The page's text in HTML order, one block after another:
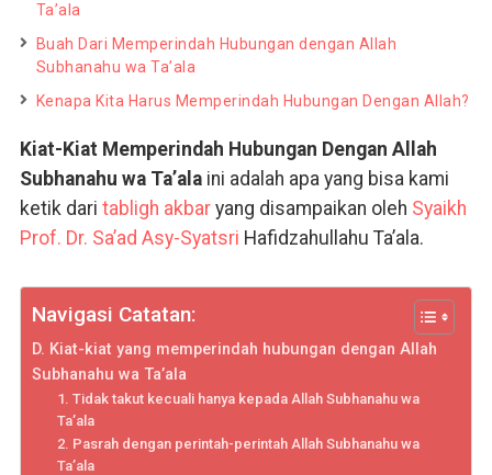
Ta’ala
Buah Dari Memperindah Hubungan dengan Allah
Subhanahu wa Ta’ala
Kenapa Kita Harus Memperindah Hubungan Dengan Allah?
Kiat-Kiat Memperindah Hubungan Dengan Allah
Subhanahu wa Ta’alaini adalah apa yang bisa kami
ketik dari tabligh akbaryang disampaikan oleh Syaikh
Prof. Dr. Sa’ad Asy-Syatsri Hafidzahullahu Ta’ala.
Navigasi Catatan:
D. Kiat-kiat yang memperindah hubungan dengan Allah
Subhanahu wa Ta’ala
1. Tidak takut kecuali hanya kepada Allah Subhanahu wa
Ta’ala
2. Pasrah dengan perintah-perintah Allah Subhanahu wa
Ta’ala